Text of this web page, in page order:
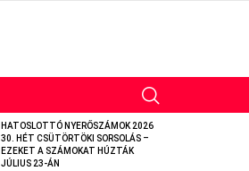
HATOSLOTTÓ NYERŐSZÁMOK 2026
30. HÉT CSÜTÖRTÖKI SORSOLÁS –
EZEKET A SZÁMOKAT HÚZTÁK
JÚLIUS 23-ÁN